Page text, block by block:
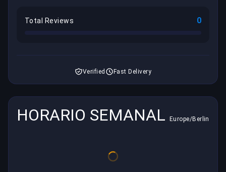
Total Reviews 0
Verified Fast Delivery
HORARIO SEMANAL Europe/Berlin